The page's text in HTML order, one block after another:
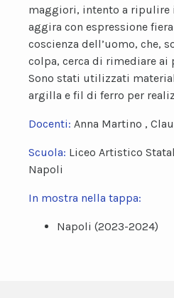
maggiori, intento a ripulire
aggira con espressione
coscienza dell’uomo, che,
colpa, cerca di rimediare ai
Sono stati utilizzati
argilla e fil di ferro per
Docenti: Anna Martino ,
Scuola: Liceo Artistico
Napoli
In mostra nella tappa:
Napoli (2023-2024)